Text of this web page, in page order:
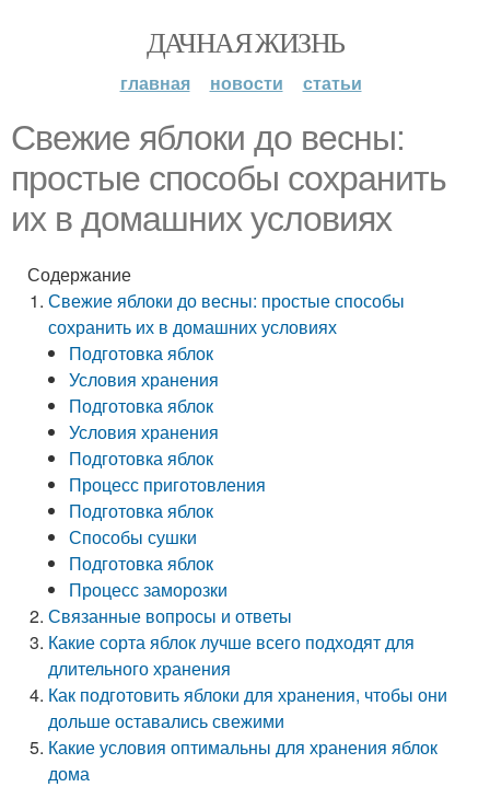
ДАЧНАЯ ЖИЗНЬ
главная новости статьи
Свежие яблоки до весны:
простые способы сохранить
их в домашних условиях
Содержание
Свежие яблоки до весны: простые способы
сохранить их в домашних условиях
Подготовка яблок
Условия хранения
Подготовка яблок
Условия хранения
Подготовка яблок
Процесс приготовления
Подготовка яблок
Способы сушки
Подготовка яблок
Процесс заморозки
Связанные вопросы и ответы
Какие сорта яблок лучше всего подходят для
длительного хранения
Как подготовить яблоки для хранения, чтобы они
дольше оставались свежими
Какие условия оптимальны для хранения яблок
дома